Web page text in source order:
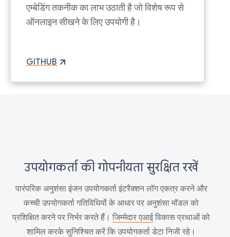
एम्बेडिंग तकनीक का लाभ उठाती है जो विशेष रूप से
ऑनलाइन सीखने के लिए उपयोगी है।
GITHUB
उपयोगकर्ता की गोपनीयता सुरक्षित रखें
पारंपरिक अनुशंसा इंजन उपयोगकर्ता इंटरैक्शन लॉग एकत्र करने और
कच्ची उपयोगकर्ता गतिविधियों के आधार पर अनुशंसा मॉडल को
प्रशिक्षित करने पर निर्भर करते हैं। जिम्मेदार एआईविकास प्रथाओं को
शामिल करके सुनिश्चित करें कि उपयोगकर्ता डेटा निजी रहे।